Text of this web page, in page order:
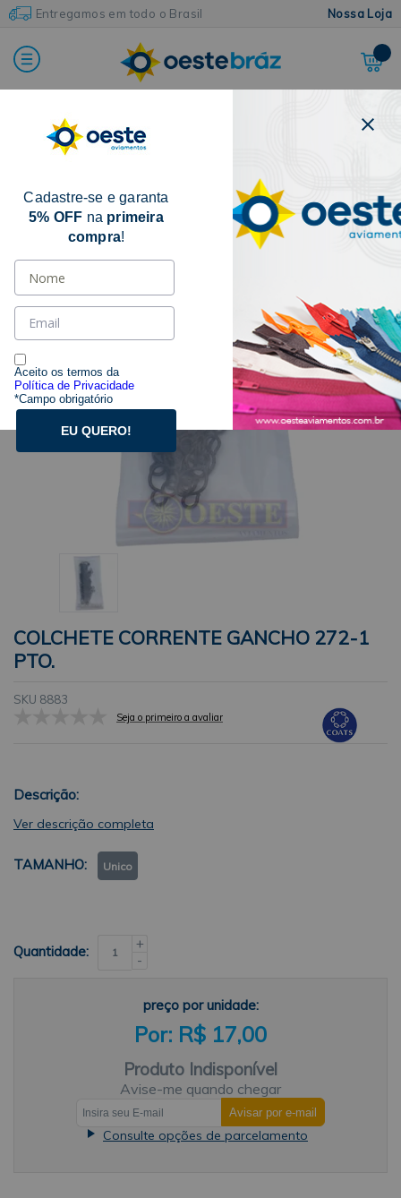
Entregamos em todo o Brasil Nossa Loja
Home Botões e Colchetes
COLCHETE CORRENTE GANCHO 272-1
PTO.
SKU 8883
Seja o primeiro a avaliar
Descrição:
Ver descrição completa
TAMANHO Unico
Quantidade:
+
-
preço por unidade:
R$ 17,00
Produto Indisponível
Avise-me quando chegar
Consulte opções de parcelamento
Cadastre-se e garanta
5% OFF na primeira
compra!
Aceito os termos da
Política de Privacidade
*Campo obrigatório
EU QUERO!